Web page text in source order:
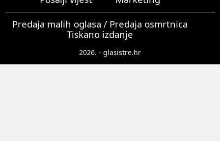
Predaja malih oglasa / Predaja osmrtnica
Tiskano izdanje
2026. - glasistre.hr